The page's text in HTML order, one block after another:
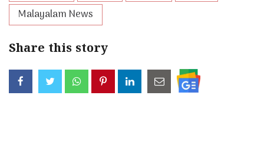
Malayalam News
Share this story